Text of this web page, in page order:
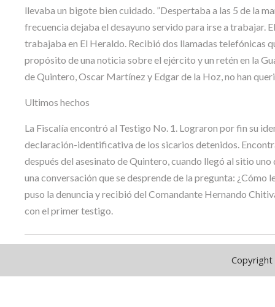
llevaba un bigote bien cuidado. ”Despertaba a las 5 de la
frecuencia dejaba el desayuno servido para irse a trabajar.
trabajaba en El Heraldo. Recibió dos llamadas telefónicas
propósito de una noticia sobre el ejército y un retén en la
de Quintero, Oscar Martínez y Edgar de la Hoz, no han
Ultimos hechos
La Fiscalía encontró al Testigo No. 1. Lograron por fin su
declaración-identificativa de los sicarios detenidos.
después del asesinato de Quintero, cuando llegó al sitio
una conversación que se desprende de la pregunta:
puso la denuncia y recibió del Comandante Hernando
con el primer testigo.
Copyright